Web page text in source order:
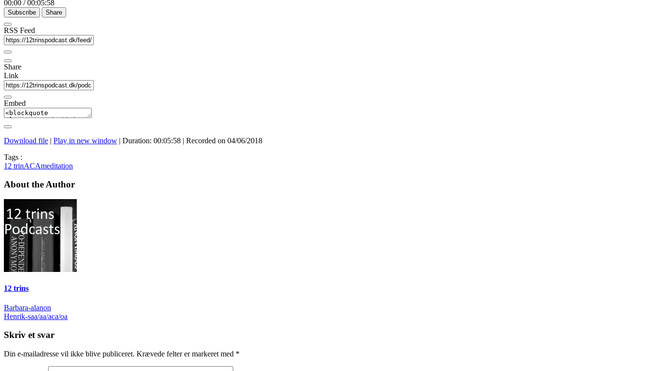
00:00 / 00:05:58
Subscribe Share
RSS Feed
Share
Link
Embed
Download file | Play in new window | Duration: 00:05:58 | Recorded on 04/06/2018
Tags :
12 trinACAmeditation
About the Author
12 trins
Indlægsnavigation
Barbara-alanon
Henrik-saa/aa/aca/oa
Skriv et svar
Din e-mailadresse vil ikke blive publiceret. Krævede felter er markeret med *